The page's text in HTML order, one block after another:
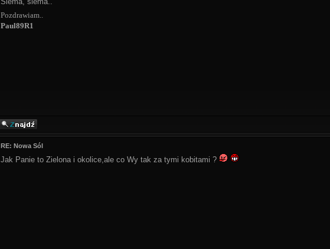
Pozdrawiam..
Paul89R1
RE: Nowa Sól
Jak Panie to Zielona i okolice,ale co Wy tak za tymi kobitami ?